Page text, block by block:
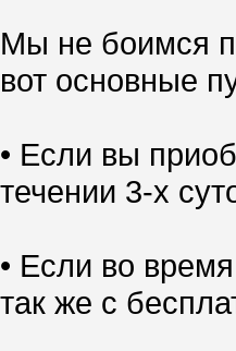
Мы не боимся
вот основные
• Если вы
течении 3-х
• Если во
так же с